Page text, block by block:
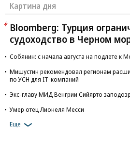
Картина дня
Bloomberg: Турция
судоходство в Черном
Собянин: с начала августа на подлете к
Мишустин рекомендовал регионам
по УСН для IT-компаний
Экс-главу МИД Венгрии Сийярто
Умер отец Лионеля Месси
Еще